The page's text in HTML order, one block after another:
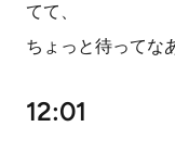
てて、
ちょっと待ってな
12:01